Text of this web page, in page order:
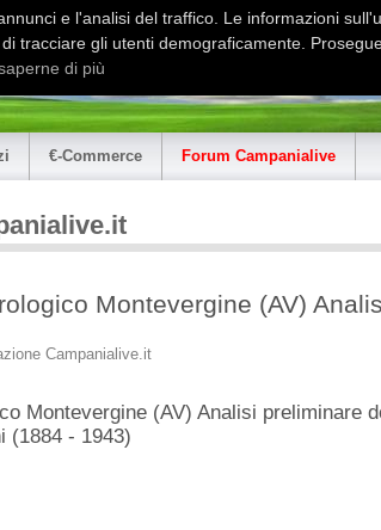
€-Commerce Forum Campanialive
Montevergine (AV)
Campanialive.it
Montevergine (AV) Analisi preliminare
(1884 - 1943)
e l'analisi del traffico. Le informazioni
gli utenti demograficamente.
di più